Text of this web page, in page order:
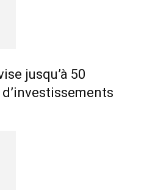
jusqu’à 50